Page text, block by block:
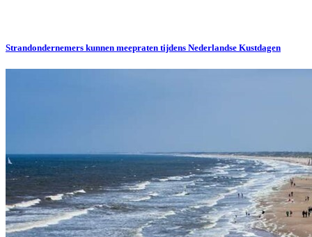
Strandondernemers kunnen meepraten tijdens Nederlandse Kustdagen